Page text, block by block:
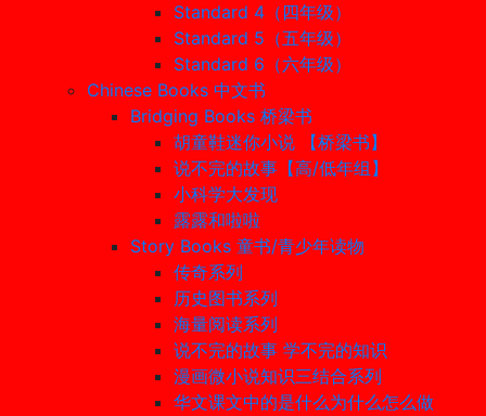
Standard 4（四年级）
Standard 5（五年级）
Standard 6（六年级）
Chinese Books 中文书
Bridging Books 桥梁书
胡童鞋迷你小说 【桥梁书】
说不完的故事【高/低年组】
小科学大发现
露露和啦啦
Story Books 童书/青少年读物
传奇系列
历史图书系列
海量阅读系列
说不完的故事 学不完的知识
漫画微小说知识三结合系列
华文课文中的是什么为什么怎么做